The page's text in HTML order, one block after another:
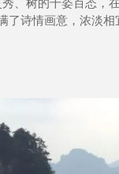
、树的千姿百态，
了诗情画意，浓淡